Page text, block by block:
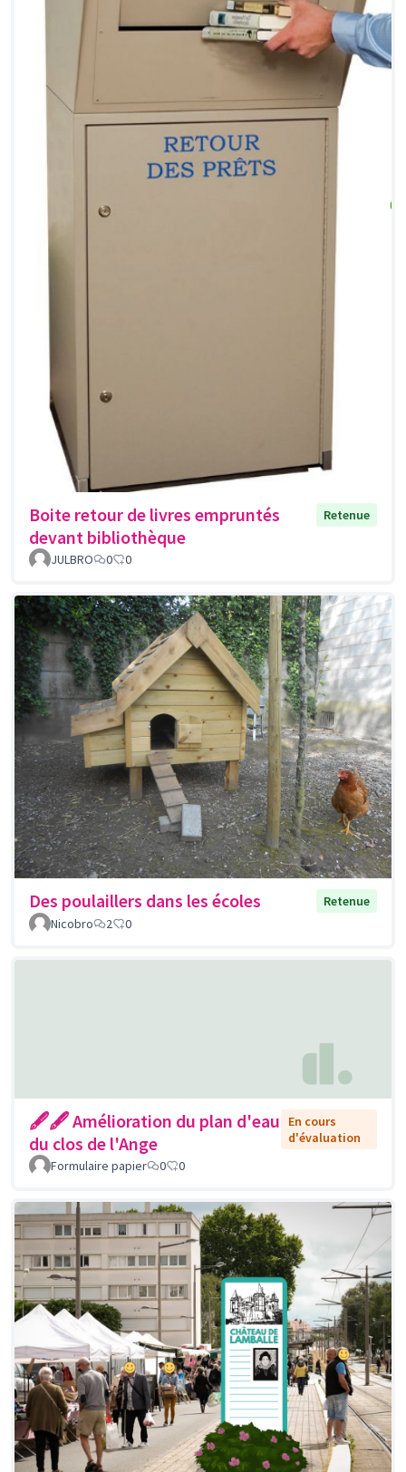
Boite retour de livres empruntés
devant bibliothèque
Retenue
JULBRO 0 0
Des poulaillers dans les écoles
Retenue
Nicobro
2 0
🖋🖋 Amélioration du plan d'eau
du clos de l'Ange
En cours
d'évaluation
Formulaire papier
0 0